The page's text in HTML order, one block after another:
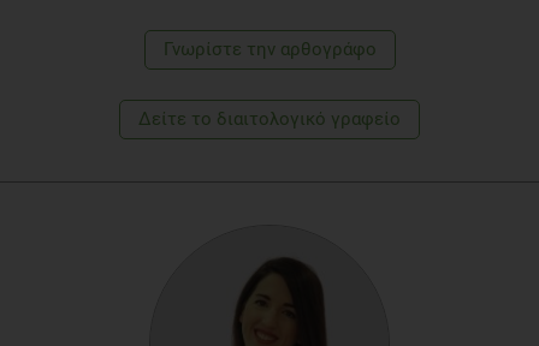
Γνωρίστε την αρθογράφο
Δείτε το διαιτολογικό γραφείο